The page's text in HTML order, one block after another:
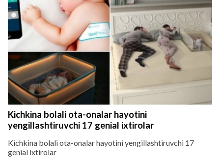
Kichkina bolali ota-onalar hayotini
yengillashtiruvchi 17 genial ixtirolar
Kichkina bolali ota-onalar hayotini yengillashtiruvchi 17
genial ixtirolar